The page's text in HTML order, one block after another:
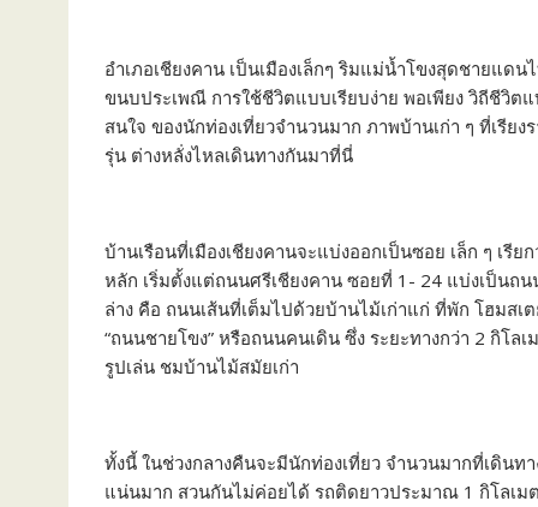
อำเภอเชียงคาน เป็นเมืองเล็กๆ ริมแม่น้ำโขงสุดชายแด
ขนบประเพณี การใช้ชีวิตแบบเรียบง่าย พอเพียง วิถีชีวิต
สนใจ ของนักท่องเที่ยวจำนวนมาก ภาพบ้านเก่า ๆ ที่เรี
รุ่น ต่างหลั่งไหลเดินทางกันมาที่นี่
บ้านเรือนที่เมืองเชียงคานจะแบ่งออกเป็นซอย เล็ก ๆ เ
หลัก เริ่มตั้งแต่ถนนศรีเชียงคาน ซอยที่ 1- 24 แบ่งเป็นถ
ล่าง คือ ถนนเส้นที่เต็มไปด้วยบ้านไม้เก่าแก่ ที่พัก โฮมสเ
“ถนนชายโขง” หรือถนนคนเดิน ซึ่ง ระยะทางกว่า 2 กิโ
รูปเล่น ชมบ้านไม้สมัยเก่า
ทั้งนี้ ในช่วงกลางคืนจะมีนักท่องเที่ยว จำนวนมากที่เดิน
แน่นมาก สวนกันไม่ค่อยได้ รถติดยาวประมาณ 1 กิโลเมต